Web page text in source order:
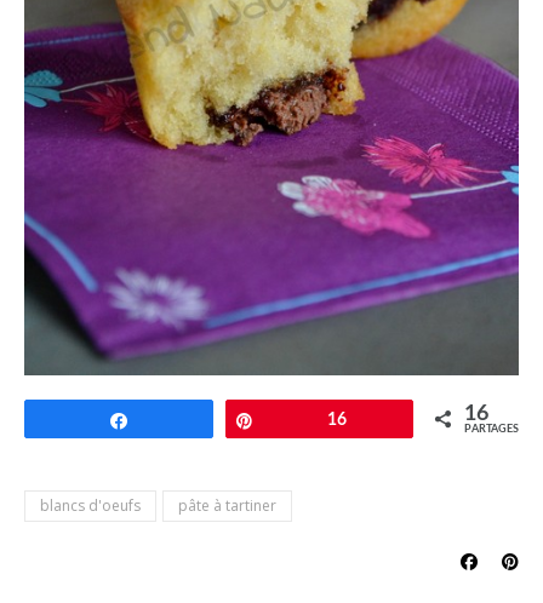
16 16
PARTAGES
blancs d'oeufs pâte à tartiner